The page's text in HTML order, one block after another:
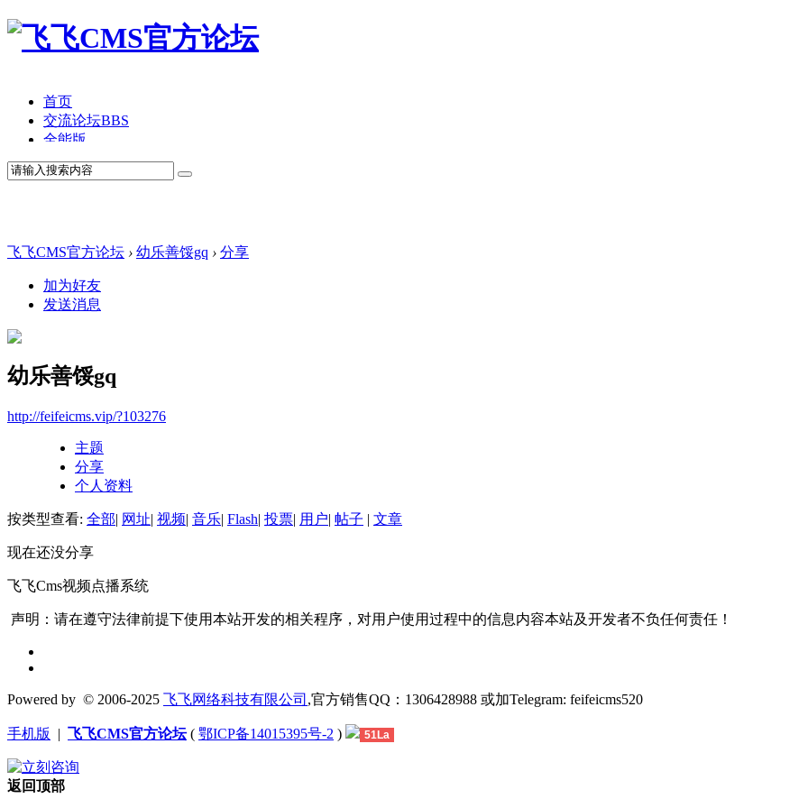
首页
交流论坛BBS
全能版
TV版
产品价格
飞飞CMS官方论坛 › 幼乐善馁gq › 分享
加为好友
发送消息
幼乐善馁gq
http://feifeicms.vip/?103276
主题
分享
个人资料
按类型查看: 全部| 网址| 视频| 音乐| Flash| 投票| 用户| 帖子 | 文章
现在还没分享
飞飞Cms视频点播系统
声明：请在遵守法律前提下使用本站开发的相关程序，对用户使用过程中的信息内容本站及开发者不负任何责任！
Powered by © 2006-2025 飞飞网络科技有限公司 ,官方销售QQ：1306428988 或加Telegram: feifeicms520
手机版 | 飞飞CMS官方论坛( 鄂ICP备14015395号-2 ) 51La
返回顶部